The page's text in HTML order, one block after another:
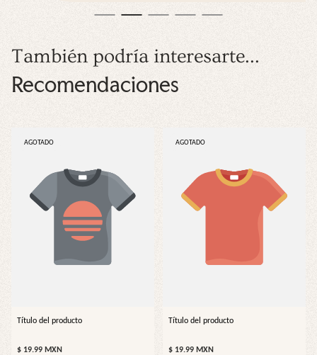
También podría interesarte...
Recomendaciones
ETIQUETA
AGOTADO
Título del producto
Precio
$ 19.99 MXN
ETIQUETA
AGOTADO
Título del producto
Precio
$ 19.99 MXN